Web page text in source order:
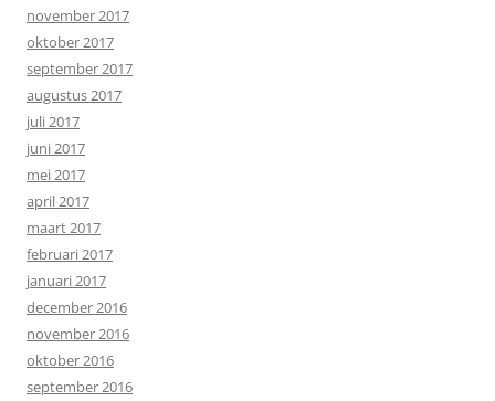
november 2017
oktober 2017
september 2017
augustus 2017
juli 2017
juni 2017
mei 2017
april 2017
maart 2017
februari 2017
januari 2017
december 2016
november 2016
oktober 2016
september 2016